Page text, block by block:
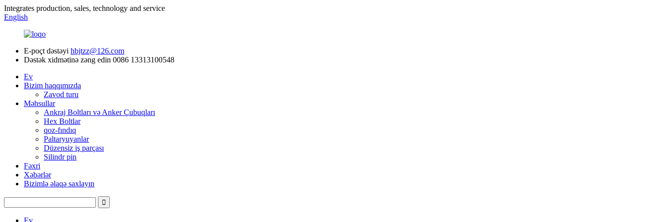
Integrates production, sales, technology and service
English
E-poçt dəstəyi hbjtzz@126.com
Dəstək xidmətinə zəng edin 0086 13313100548
Ev
Bizim haqqımızda
Zavod turu
Məhsullar
Ankraj Boltları və Anker Çubuqları
Hex Boltlar
qoz-fındıq
Paltaryuyanlar
Düzensiz iş parçası
Silindr pin
Fəxri
Xəbərlər
Bizimlə əlaqə saxlayın
Ev